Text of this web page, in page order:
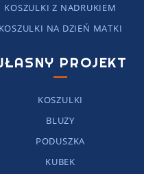
KOSZULKI Z NADRUKIEM
KOSZULKI NA DZIEŃ MATKI
PROJEKT
KOSZULKI
BLUZY
PODUSZKA
KUBEK